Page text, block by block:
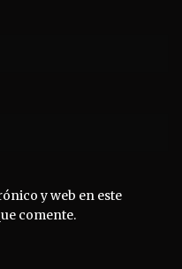
y web en este
comente.